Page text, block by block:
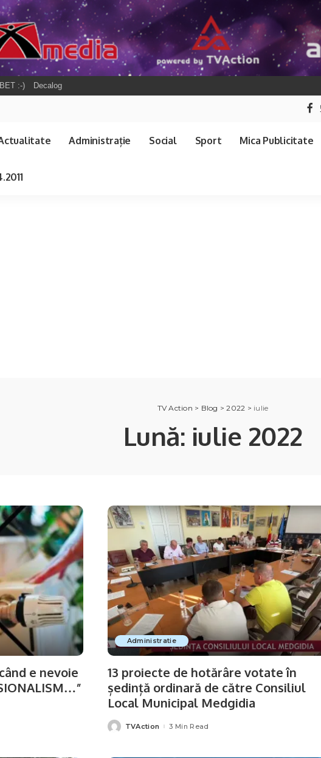
:-) Decalog
Administrație Social Sport Mica Publicitate
TV Action > Blog >2022 > iulie
Lună: iulie 2022
e nevoie
Administratie
13 proiecte de hotărâre votate în
ședință ordinară de către Consiliul
Local Municipal Medgidia
PostedTVAction 3 Min Read